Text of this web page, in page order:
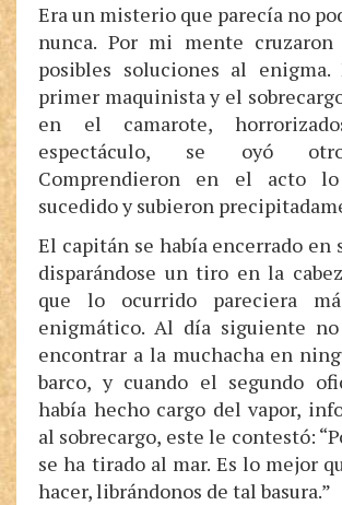
Era un misterio que parecía no
nunca. Por mi mente cruzaron
posibles soluciones al
primer maquinista y el
en el camarote,
espectáculo, se oyó
Comprendieron en el acto
sucedido y subieron
El capitán se había encerrado en
disparándose un tiro en la
que lo ocurrido pareciera
enigmático. Al día siguiente
encontrar a la muchacha en
barco, y cuando el segundo
había hecho cargo del vapor,
al sobrecargo, este le contestó:
se ha tirado al mar. Es lo mejor
hacer, librándonos de tal basura.”